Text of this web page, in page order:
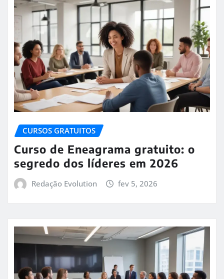
CURSOS GRATUITOS
Curso de Eneagrama gratuito: o
segredo dos líderes em 2026
Redação Evolution fev 5, 2026